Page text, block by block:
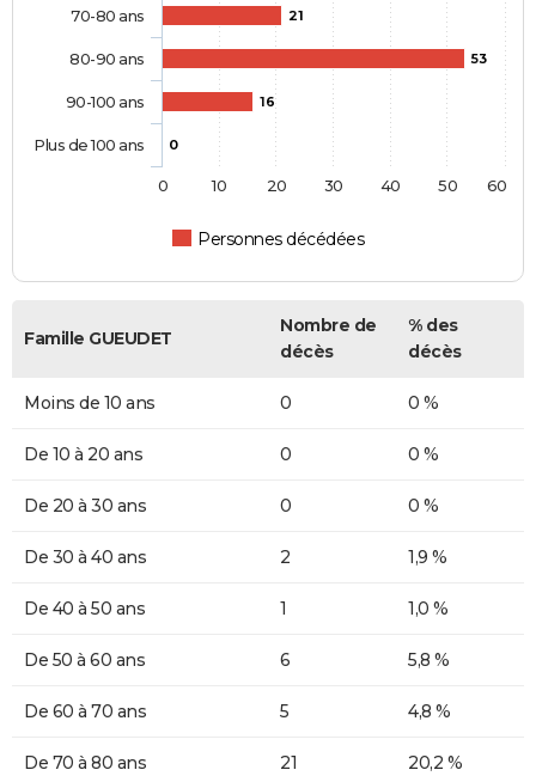
21
53
16
0
Personnes décédées
70-80 ans
80-90 ans
90-100 ans
Plus de 100 ans
0 10 20 30 40 50 60
Famille GUEUDET
Nombre de
décès
% des
décès
Moins de 10 ans 0 0 %
De 10 à 20 ans 0 0 %
De 20 à 30 ans 0 0 %
De 30 à 40 ans 2 1,9 %
De 40 à 50 ans 1 1,0 %
De 50 à 60 ans 6 5,8 %
De 60 à 70 ans 5 4,8 %
De 70 à 80 ans 21 20,2 %